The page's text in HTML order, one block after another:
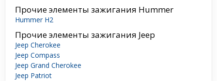
Прочие элементы зажигания Hummer
Hummer H2
Прочие элементы зажигания Jeep
Jeep Cherokee
Jeep Compass
Jeep Grand Cherokee
Jeep Patriot